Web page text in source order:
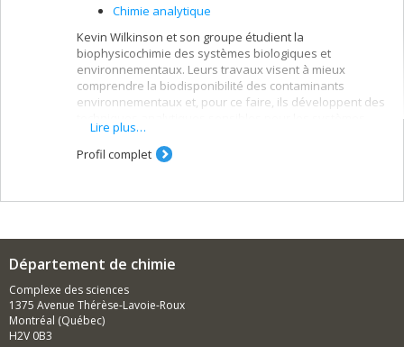
Chimie analytique
Kevin Wilkinson et son groupe étudient la
biophysicochimie des systèmes biologiques et
environnementaux. Leurs travaux visent à mieux
comprendre la biodisponibilité des contaminants
environnementaux et, pour ce faire, ils développent des
hétérogènes.
Lire plus…
Profil complet
Département de chimie
Complexe des sciences
1375 Avenue Thérèse-Lavoie-Roux
Montréal (Québec)
H2V 0B3